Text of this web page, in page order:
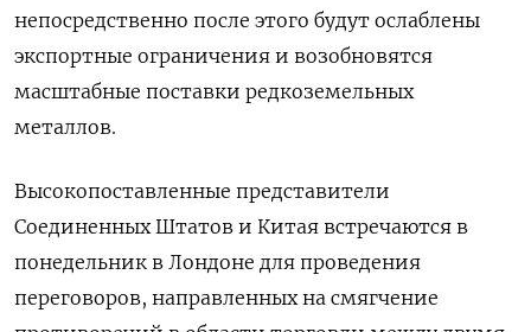
непосредственно после этого будут ослаблены
экспортные ограничения и возобновятся
масштабные поставки редкоземельных
металлов.
Высокопоставленные представители
Соединенных Штатов и Китая встречаются в
понедельник в Лондоне для проведения
переговоров, направленных на смягчение